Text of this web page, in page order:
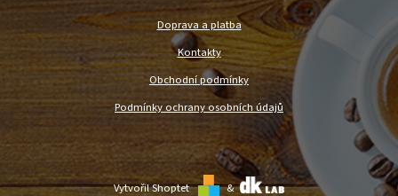
Doprava a platba
Kontakty
Obchodní podmínky
Podmínky ochrany osobních údajů
Vytvořil Shoptet &